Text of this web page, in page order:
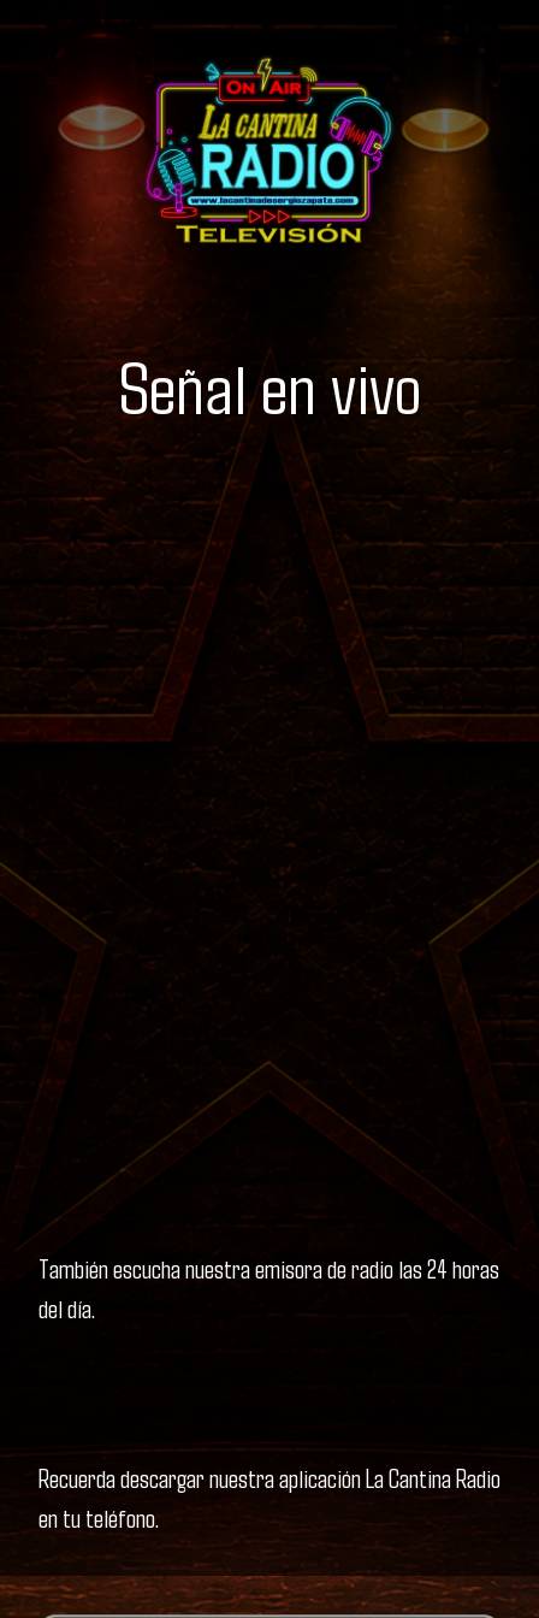
Señal en vivo
También escucha nuestra emisora de radio las 24 horas
del día.
Recuerda descargar nuestra aplicación La Cantina Radio
en tu teléfono.